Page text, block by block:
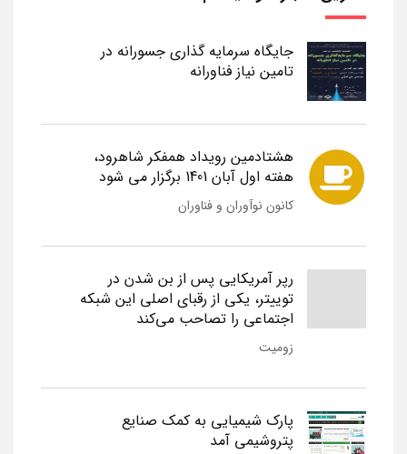
جایگاه سرمایه گذاری جسورانه در
تامین نیاز فناورانه
هشتادمین رویداد همفکر شاهرود،
هفته اول آبان 1401 برگزار می شود
کانون نوآوران و فناوران
رپر آمریکایی پس از بن شدن در
توییتر، یکی از رقبای اصلی این شبکه
اجتماعی را تصاحب می‌کند
زومیت
پارک شیمیایی به کمک صنایع
پتروشیمی آمد